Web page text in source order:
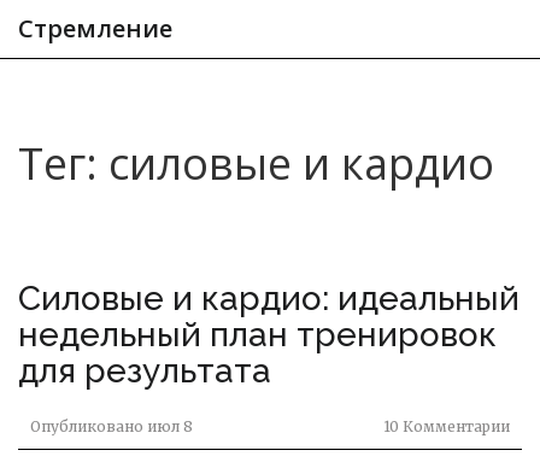
Стремление
Тег: силовые и кардио
Силовые и кардио: идеальный
недельный план тренировок
для результата
Опубликовано июл 8 10 Комментарии